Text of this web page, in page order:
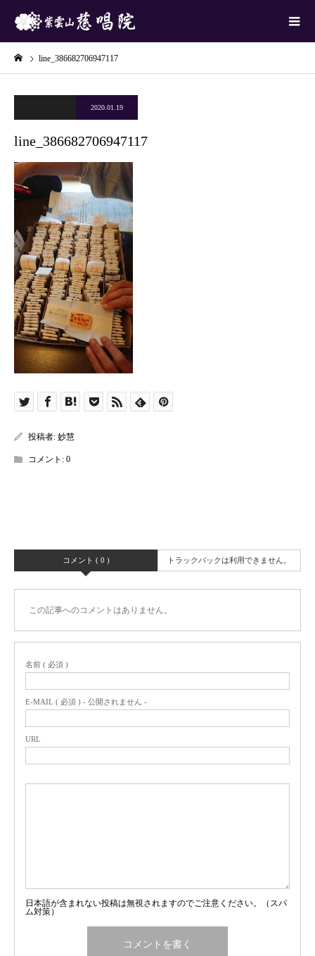
line_386682706947117
2020.01.19
line_386682706947117
投稿者: 妙慧
コメント: 0
コメント ( 0 ) トラックバックは利用できません。
この記事へのコメントはありません。
名前 ( 必須 )
E-MAIL ( 必須 ) - 公開されません -
URL
日本語が含まれない投稿は無視されますのでご注意ください。（スパ
ム対策）